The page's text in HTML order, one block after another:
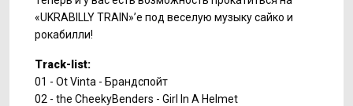
«UKRABILLY TRAIN»’е под веселую музыку сайко и
рокабилли!
Track-list:
01 - Ot Vinta - Брандспойт
02 - the CheekyBenders - Girl In A Helmet